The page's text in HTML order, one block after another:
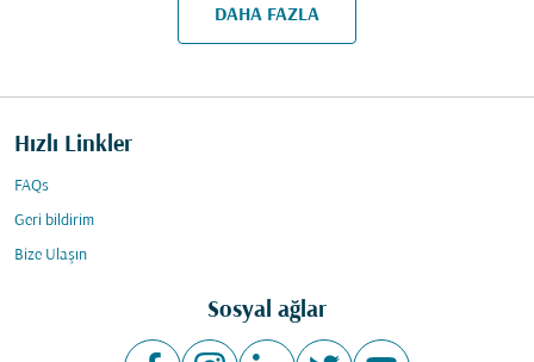
DAHA FAZLA
Hızlı Linkler
FAQs
Geri bildirim
Bize Ulaşın
Sosyal ağlar